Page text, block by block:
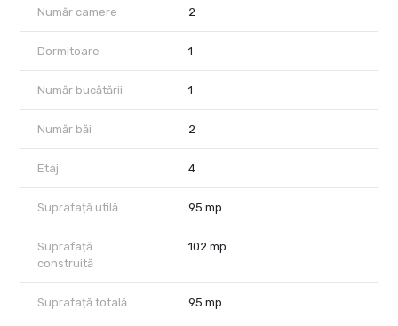
Număr camere 2
Dormitoare 1
Număr bucătării 1
Număr băi 2
Etaj 4
Suprafață utilă 95 mp
Suprafață
construită
102 mp
Suprafață totală 95 mp